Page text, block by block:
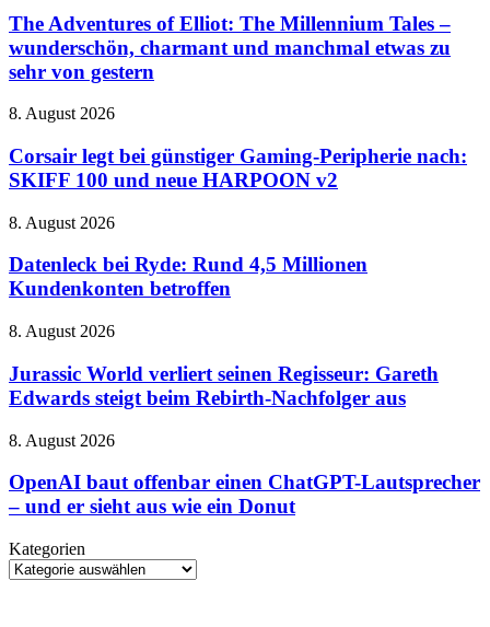
mit
Schrottkarren
of
Elliot:
The
Millennium
–
charmant
und
etwas
sehr
von
gestern
The Adventures of Elliot: The Millennium Tales –
wunderschön, charmant und manchmal etwas zu
sehr von gestern
Corsair
bei
günstiger
Gaming-
nach:
100
und
HARPOON
8. August 2026
Corsair legt bei günstiger Gaming-Peripherie nach:
SKIFF 100 und neue HARPOON v2
Datenleck
Ryde:
Rund
4,5
Kundenkonten
8. August 2026
Datenleck bei Ryde: Rund 4,5 Millionen
Kundenkonten betroffen
Jurassic
verliert
seinen
Regisseur:
Edwards
beim
Rebirth-
aus
8. August 2026
Jurassic World verliert seinen Regisseur: Gareth
Edwards steigt beim Rebirth-Nachfolger aus
OpenAI
offenbar
einen
ChatGPT-
–
und
8. August 2026
OpenAI baut offenbar einen ChatGPT-Lautsprecher
– und er sieht aus wie ein Donut
Kategorien
Kategorien